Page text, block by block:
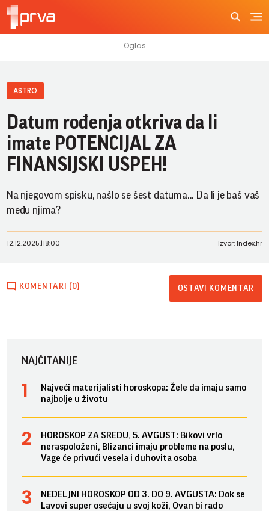
ASTRO
Datum rođenja otkriva da li
imate POTENCIJAL ZA
FINANSIJSKI USPEH!
Na njegovom spisku, našlo se šest datuma... Da li je baš vaš
među njima?
12.12.2025.|18:00 Izvor: Index.hr
KOMENTARI (0) OSTAVI KOMENTAR
NAJČITANIJE
Najveći materijalisti horoskopa: Žele da imaju samo
najbolje u životu
HOROSKOP ZA SREDU, 5. AVGUST: Bikovi vrlo
neraspoloženi, Blizanci imaju probleme na poslu,
Vage će privući vesela i duhovita osoba
NEDELJNI HOROSKOP OD 3. DO 9. AVGUSTA: Dok se
Lavovi super osećaju u svoj koži, Ovan bi rado